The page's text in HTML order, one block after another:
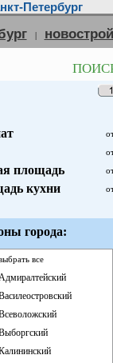
Петербург
|
площадь
кухни
города:
все